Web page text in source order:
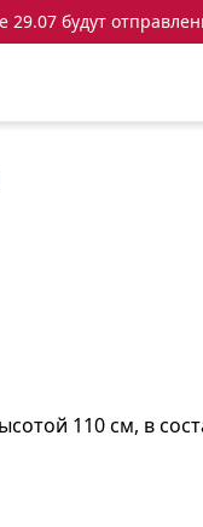
будут
110 см, в